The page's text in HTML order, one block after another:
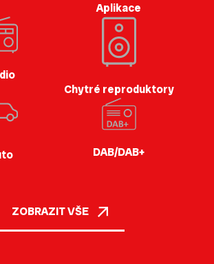
Aplikace
Chytré reproduktory
DAB/DAB+
ZOBRAZIT VŠE